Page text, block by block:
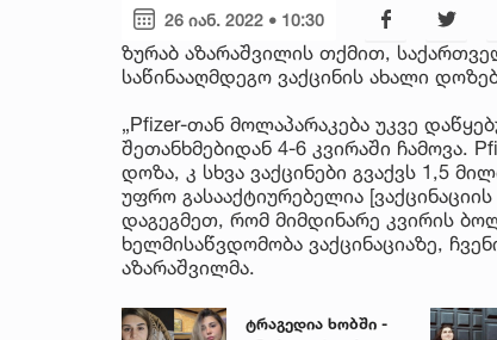
26 იან. 2022 • 10:30
ზურაბ აზარაშვილის თქმით,
საწინააღმდეგო ვაქცინის ახალი
„Pfizer-თან მოლაპარაკება უკვე
შეთანხმებიდან 4-6 კვირაში ჩამოვა.
დოზა, კ სხვა ვაქცინები გვაქვს 1,5
უფრო გასააქტიურებელია
დაგეგმეთ, რომ მიმდინარე კვირის
ხელმისაწვდომობა ვაქცინაციაზე,
აზარაშვილმა.
ტრაგედია ხობში -